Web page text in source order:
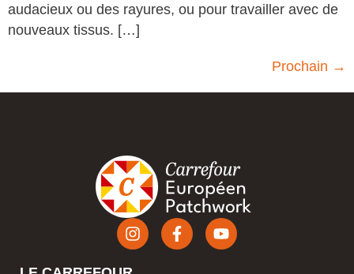
audacieux ou des rayures, ou pour travailler avec de
nouveaux tissus. […]
Prochain →